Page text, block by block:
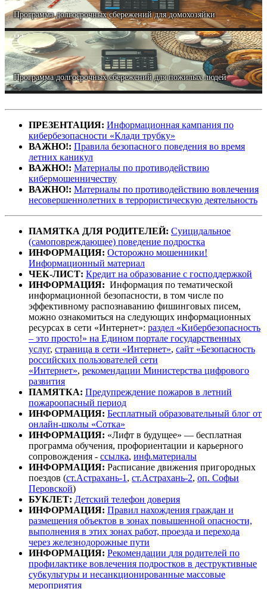
Программа долгосрочных сбережений для домохозяйки
Программа долгосрочных сбережений для пожилых людей
ПРЕЗЕНТАЦИЯ: Информационная кампания по
кибербезопасности «Клади трубку»
ВАЖНО!: Правила безопасного поведения во время
летних каникул
ВАЖНО!: Материалы по противодействию
кибермошенничеству
ВАЖНО!: Материалы по противодействию вовлечения
несовершеннолетних в террористическую деятельность
ПАМЯТКА ДЛЯ РОДИТЕЛЕЙ: Суицидальное
(самоповреждающее) поведение подростка
ИНФОРМАЦИЯ: Осторожно мошенники!
Информационный материал
ЧЕК-ЛИСТ: Кредит на образование с господдержкой
ИНФОРМАЦИЯ: Информация по тематической
информационной безопасности, в том числе по
эффективному распознаванию фишинговых писем,
можно ознакомиться на следующих информационных
ресурсах в сети «Интернет»: раздел «Кибербезопасность
– это просто!» на Едином портале государственных
услуг, страница в сети «Интернет», сайт «Безопасность
российских пользователей сети
«Интернет», рекомендации Министерства цифрового
развития
ПАМЯТКА: Предупреждение пожаров в летний
пожароопасный период
ИНФОРМАЦИЯ: Бесплатный образовательный блог от
онлайн-школы «Сотка»
ИНФОРМАЦИЯ: «Лифт в будущее» — бесплатная
программа обучения, профориентации и карьерного
сопровождения - ссылка, инф.материалы
ИНФОРМАЦИЯ: Расписание движения пригородных
поездов (ст.Астрахань-1 , ст.Астрахань-2, оп. Софьи
Перовской)
БУКЛЕТ: Детский телефон доверия
ИНФОРМАЦИЯ: Правил нахождения граждан и
размещения объектов в зонах повышенной опасности,
выполнения в этих зонах работ, проезда и перехода
через железнодорожные пути
ИНФОРМАЦИЯ: Рекомендации для родителей по
профилактике вовлечения подростков в деструктивные
субкультуры и несанкционированные массовые
мероприятия